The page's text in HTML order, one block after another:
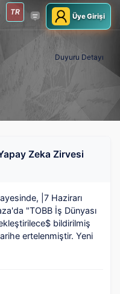
TR Üye Girişi
Duyuru Detayı
Zeka Zirvesi
|7 Hazirarı
"TOBB İş Dünyası
bildirilmiş
ertelenmiştir. Yeni